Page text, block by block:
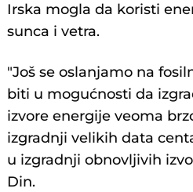
Irska mogla da koristi
sunca i vetra.
"Još se oslanjamo na
biti u mogućnosti da
izvore energije veoma
izgradnji velikih data
u izgradnji obnovljivih
Din.